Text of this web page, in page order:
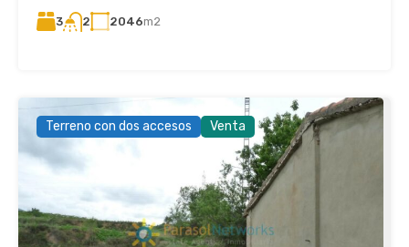
3 2 2046m2
Terreno con dos accesos Venta